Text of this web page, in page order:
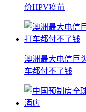
价HPV疫苗
澳洲最大电信巨
车都付不了钱